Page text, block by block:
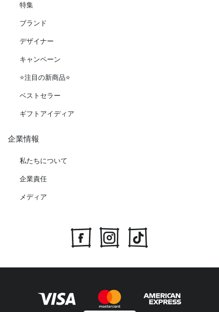
特集
ブランド
デザイナー
キャンペーン
⭐️注目の新商品⭐️
ベストセラー
ギフトアイディア
企業情報
私たちについて
企業責任
メディア